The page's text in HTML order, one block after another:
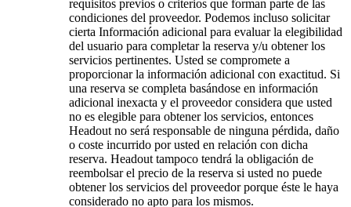
requisitos previos o criterios que forman parte de las
condiciones del proveedor. Podemos incluso solicitar
cierta Información adicional para evaluar la elegibilidad
del usuario para completar la reserva y/u obtener los
servicios pertinentes. Usted se compromete a
proporcionar la información adicional con exactitud. Si
una reserva se completa basándose en información
adicional inexacta y el proveedor considera que usted
no es elegible para obtener los servicios, entonces
Headout no será responsable de ninguna pérdida, daño
o coste incurrido por usted en relación con dicha
reserva. Headout tampoco tendrá la obligación de
reembolsar el precio de la reserva si usted no puede
obtener los servicios del proveedor porque éste le haya
considerado no apto para los mismos.